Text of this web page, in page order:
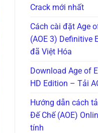
Crack mới nhất
Cách cài đặt Age
(AOE 3) Definitive
đã Việt Hóa
Download Age of
HD Edition – Tải
Hướng dẫn cách
Đế Chế (AOE)
tính